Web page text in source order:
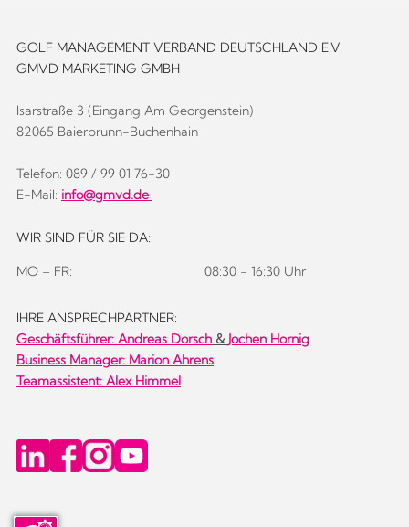
GOLF MANAGEMENT VERBAND DEUTSCHLAND E.V.
GMVD MARKETING GMBH
Isarstraße 3 (Eingang Am Georgenstein)
82065 Baierbrunn-Buchenhain
Telefon: 089 / 99 01 76-30
E-Mail: info@gmvd.de
WIR SIND FÜR SIE DA:
MO – FR: 08:30 - 16:30 Uhr
IHRE ANSPRECHPARTNER:
Geschäftsführer: Andreas Dorsch& Jochen Hornig
Business Manager: Marion Ahrens
Teamassistent: Alex Himmel